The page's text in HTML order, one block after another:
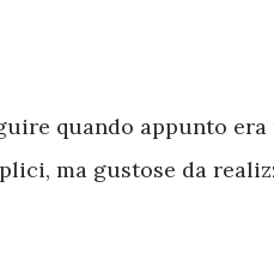
quando appunto
ma gustose da